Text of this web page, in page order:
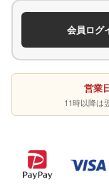
会員ログ
営業
11時以降は